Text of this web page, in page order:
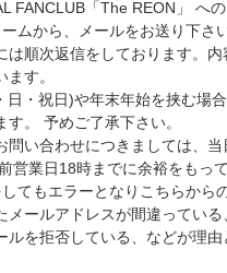
FANCLUB「The REON」 へ
ムから、メールをお送り下
は順次返信をしております。
す。
日・祝日)や年末年始を挟む場
。 予めご了承下さい。
問い合わせにつきましては、
営業日18時までに余裕をもっ
てもエラーとなりこちらから
メールアドレスが間違ってい
ルを拒否している、などが理